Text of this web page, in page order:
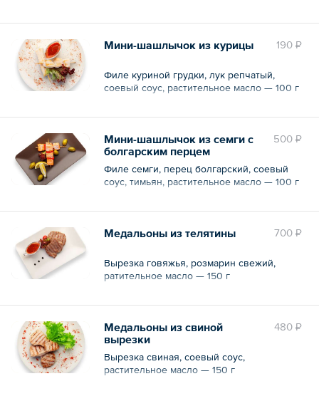
190 ₽
Мини-шашлычок из курицы
Филе куриной грудки, лук репчатый,
соевый соус, растительное масло — 100 г
500 ₽
Мини-шашлычок из семги с
болгарским перцем
Филе семги, перец болгарский, соевый
соус, тимьян, растительное масло — 100 г
700 ₽
Медальоны из телятины
Вырезка говяжья, розмарин свежий,
ратительное масло — 150 г
480 ₽
Медальоны из свиной
вырезки
Вырезка свиная, соевый соус,
растительное масло — 150 г